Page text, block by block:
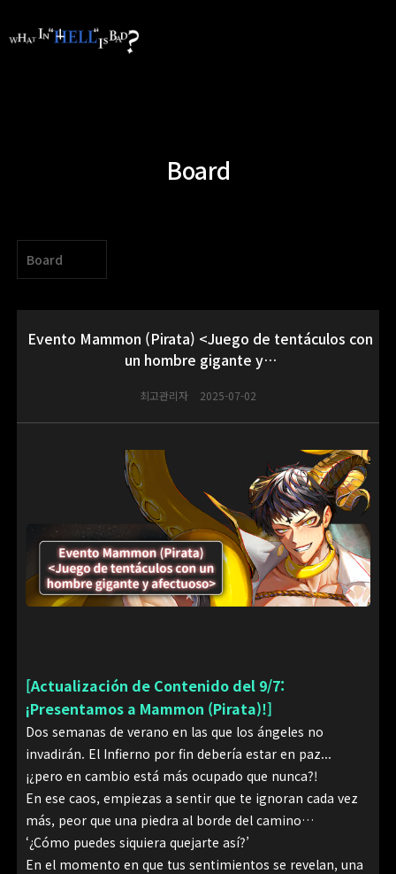
Board
Board
Evento Mammon (Pirata) <Juego de tentáculos con
un hombre gigante y…
최고관리자 2025-07-02
[Actualización de Contenido del 9/7:
¡Presentamos a Mammon (Pirata)!]
Dos semanas de verano en las que los ángeles no
invadirán. El Infierno por fin debería estar en paz...
¡¿pero en cambio está más ocupado que nunca?!
En ese caos, empiezas a sentir que te ignoran cada vez
más, peor que una piedra al borde del camino…
‘¿Cómo puedes siquiera quejarte así?’
En el momento en que tus sentimientos se revelan, una